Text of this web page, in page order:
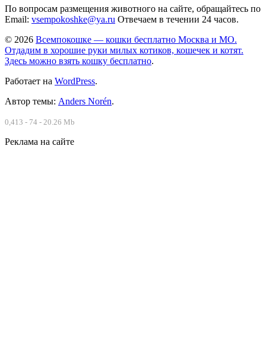
По вопросам размещения животного на сайте, обращайтесь по
Email: vsempokoshke@ya.ru Отвечаем в течении 24 часов.
© 2026 Всемпокошке — кошки бесплатно Москва и МО.
Отдадим в хорошие руки милых котиков, кошечек и котят.
Здесь можно взять кошку бесплатно.
Работает на WordPress.
Автор темы: Anders Norén.
0,413 - 74 - 20.26 Mb
Реклама на сайте